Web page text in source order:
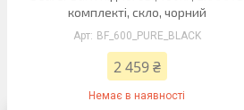
комплекті, скло, чорний
BF_600_PURE_BLACK
2 459 ₴
Немає в наявності